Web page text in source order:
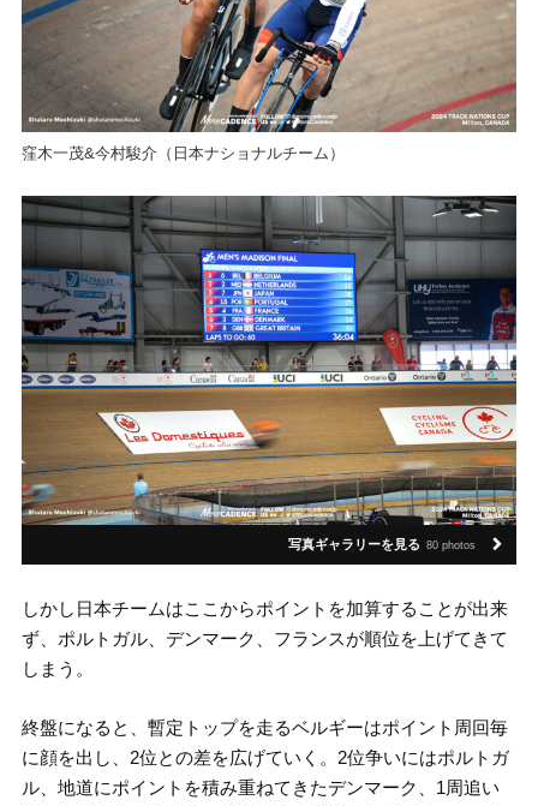
窪木一茂&今村駿介（日本ナショナルチーム）
写真ギャラリーを見る 80 photos
しかし日本チームはここからポイントを加算することが出来
ず、ポルトガル、デンマーク、フランスが順位を上げてきて
しまう。
終盤になると、暫定トップを走るベルギーはポイント周回毎
に顔を出し、2位との差を広げていく。2位争いにはポルトガ
ル、地道にポイントを積み重ねてきたデンマーク、1周追い